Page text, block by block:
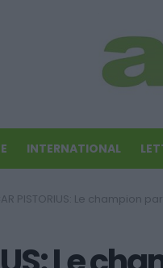
INTERNATIONAL
Le champion paralympique sudafricain déclaré non coupable du meurtre de sa fiancée Reeva Steenkamp